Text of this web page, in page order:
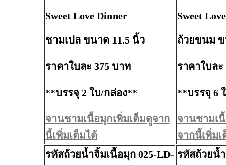
Sweet Love Dinner
ชามเปล ขนาด 11.5 นิ้ว
ราคาใบละ 375 บาท
**บรรจุ 2 ใบ/กล่อง**
จานชามเนื้อมุกเพิ่มเต็มดูจาก
นี้เพิ่มเต็มได้
Sweet
ถ้วยขนม ข
ราคาใบละ
**บรรจุ 6
จานชามเ
จากนี้เพิ่มเ
รหัสถ้วยน้ำจิ้มเนื้อมุก 025-LD- รหัสถ้วยน้